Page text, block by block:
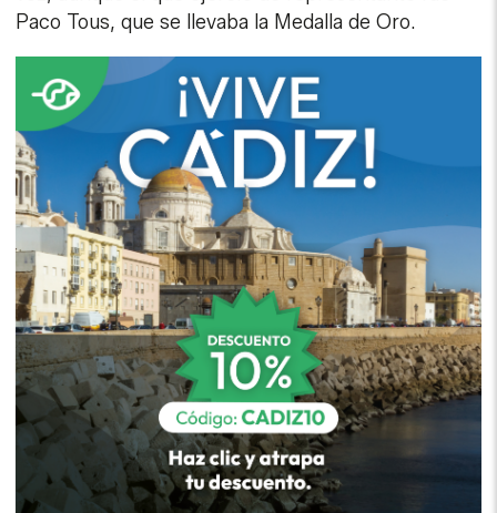
Paco Tous, que se llevaba la Medalla de Oro.